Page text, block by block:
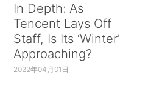
In Depth: As
Tencent Lays Off
Staff, Is Its ‘Winter’
Approaching?
2022年04月01日